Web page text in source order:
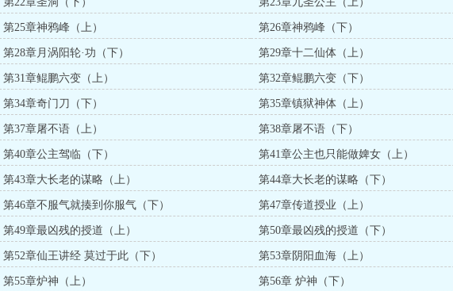
第25章神鸦峰（上） 第26章神鸦峰（下）
第28章月涡阳轮·功（下） 第29章十二仙体（上）
第31章鲲鹏六变（上） 第32章鲲鹏六变（下）
第34章奇门刀（下） 第35章镇狱神体（上）
第37章屠不语（上） 第38章屠不语（下）
第40章公主驾临（下） 第41章公主也只能做婢女（上）
第43章大长老的谋略（上） 第44章大长老的谋略（下）
第46章不服气就揍到你服气（下） 第47章传道授业（上）
第49章最凶残的授道（上） 第50章最凶残的授道（下）
第52章仙王讲经 莫过于此（下） 第53章阴阳血海（上）
第55章炉神（上） 第56章 炉神（下）